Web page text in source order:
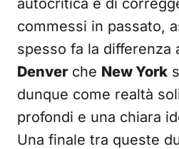
autocritica e di
commessi in passato,
spesso fa la differenza
Denver che New York
dunque come realtà
profondi e una chiara
Una finale tra queste